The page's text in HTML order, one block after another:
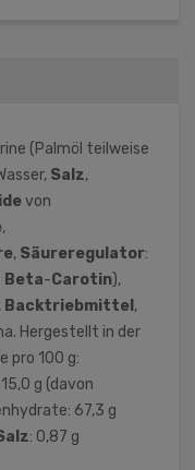
(Palmöl teilweise
Salz,
von
,
, Säureregulator:
Beta-Carotin),
Backtriebmittel ,
Hergestellt in der
pro 100 g:
g (davon
67,3 g
: 0,87 g